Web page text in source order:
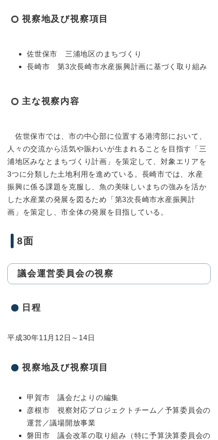
視察地及び視察項目
佐世保市 三浦地区のまちづくり
長崎市 第3次長崎市水産振興計画に基づく取り組み
主な視察内容
佐世保市では、市の中心部に位置する港湾部において、
人々の交流から活気や賑わいが生まれることを目指す「三
浦地区みなとまちづくり計画」を策定して、対象エリアを
3つに分類した土地利用を進めている。長崎市では、水産
振興に係る課題を克服し、魚の美味しいまちの強みを活か
した水産業の発展を図るため「第3次長崎市水産振興計
画」を策定し、市全体の発展を目指している。
8面
議会運営委員会の視察
日程
平成30年11月12日～14日
視察地及び視察項目
甲賀市 議会だよりの編集
彦根市 視察対応プロジェクトチーム／予算委員会の
運営／議場開放事業
磐田市 議会改革の取り組み（特に予算決算委員会の